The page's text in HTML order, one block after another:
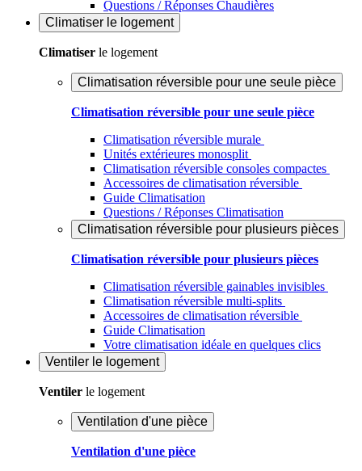
Questions / Réponses Chaudières
Climatiser le logement
Climatiser le logement
Climatisation réversible pour une seule pièce
Climatisation réversible pour une seule pièce
Climatisation réversible murale
Unités extérieures monosplit
Climatisation réversible consoles compactes
Accessoires de climatisation réversible
Guide Climatisation
Questions / Réponses Climatisation
Climatisation réversible pour plusieurs pièces
Climatisation réversible pour plusieurs pièces
Climatisation réversible gainables invisibles
Climatisation réversible multi-splits
Accessoires de climatisation réversible
Guide Climatisation
Votre climatisation idéale en quelques clics
Ventiler le logement
Ventiler le logement
Ventilation d'une pièce
Ventilation d'une pièce